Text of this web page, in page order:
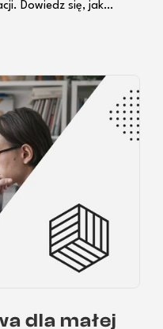
Dowiedz się, jak
dla małej